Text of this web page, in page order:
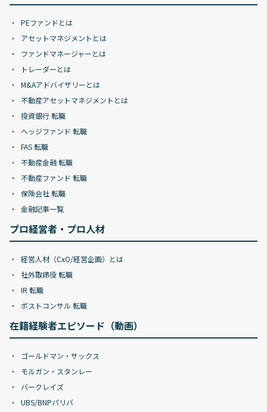
PEファンドとは
アセットマネジメントとは
ファンドマネージャーとは
トレーダーとは
M&Aアドバイザリーとは
不動産アセットマネジメントとは
投資銀行 転職
ヘッジファンド 転職
FAS 転職
不動産金融 転職
不動産ファンド 転職
保険会社 転職
金融記事一覧
プロ経営者・プロ人材
経営人材（CxO/経営企画）とは
社外取締役 転職
IR 転職
ポストコンサル 転職
在籍経験者エピソード（動画）
ゴールドマン・サックス
モルガン・スタンレー
バークレイズ
UBS/BNPパリバ